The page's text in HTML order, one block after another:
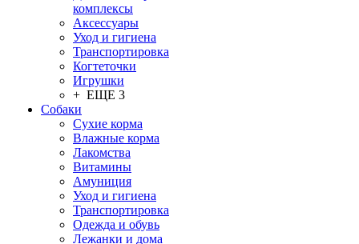
комплексы
Аксессуары
Уход и гигиена
Транспортировка
Когтеточки
Игрушки
+ ЕЩЕ 3
Собаки
Сухие корма
Влажные корма
Лакомства
Витамины
Амуниция
Уход и гигиена
Транспортировка
Одежда и обувь
Лежанки и дома